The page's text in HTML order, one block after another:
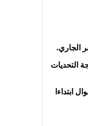
التحديات
ابتداءا